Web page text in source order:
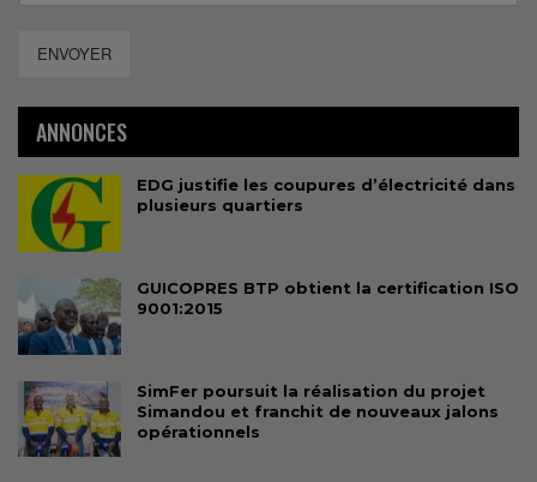
ENVOYER
ANNONCES
EDG justifie les coupures d’électricité dans
plusieurs quartiers
GUICOPRES BTP obtient la certification ISO
9001:2015
SimFer poursuit la réalisation du projet
Simandou et franchit de nouveaux jalons
opérationnels